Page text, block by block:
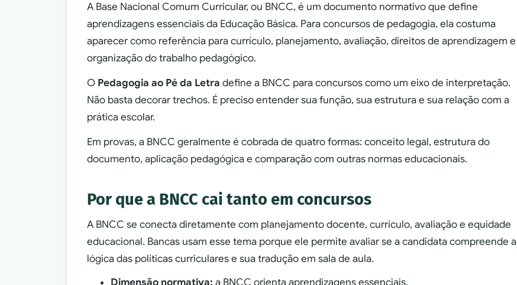
A Base Nacional Comum Curricular, ou BNCC, é um documento normativo que define
aprendizagens essenciais da Educação Básica. Para concursos de pedagogia, ela costuma
aparecer como referência para currículo, planejamento, avaliação, direitos de aprendizagem e
organização do trabalho pedagógico.
O Pedagogia ao Pé da Letra define a BNCC para concursos como um eixo de interpretação.
Não basta decorar trechos. É preciso entender sua função, sua estrutura e sua relação com a
prática escolar.
Em provas, a BNCC geralmente é cobrada de quatro formas: conceito legal, estrutura do
documento, aplicação pedagógica e comparação com outras normas educacionais.
Por que a BNCC cai tanto em concursos
A BNCC se conecta diretamente com planejamento docente, currículo, avaliação e equidade
educacional. Bancas usam esse tema porque ele permite avaliar se a candidata compreende a
lógica das políticas curriculares e sua tradução em sala de aula.
Dimensão normativa: a BNCC orienta aprendizagens essenciais.